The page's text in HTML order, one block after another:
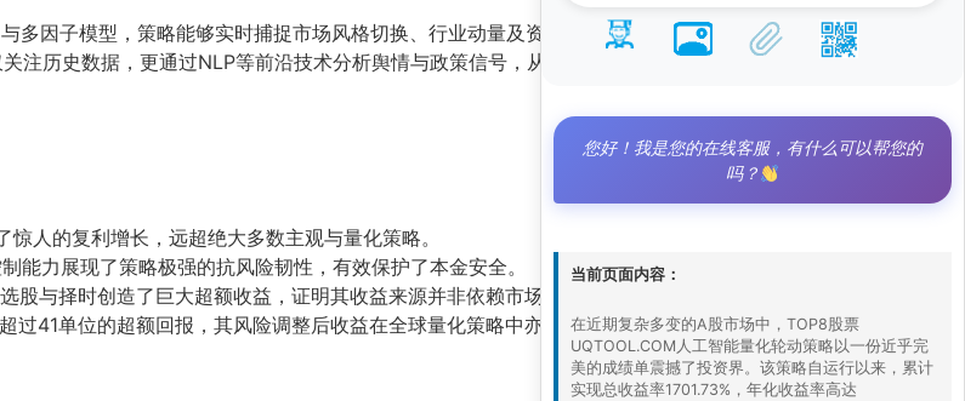
多因子模型，策略能够实时捕捉市场风格切换、行业动量及资金流向，自动在TOP8股票池中进
注历史数据，更通过NLP等前沿技术分析舆情与政策信号，从而在宏观与微观层面实现精准择
惊人的复利增长，远超绝大多数主观与量化策略。
能力展现了策略极强的抗风险韧性，有效保护了本金安全。
股与择时创造了巨大超额收益，证明其收益来源并非依赖市场贝塔。
过41单位的超额回报，其风险调整后收益在全球量化策略中亦属顶尖水平。
您好！我是您的在线客服，有什么可以帮您的
吗？
当前页面内容：
在近期复杂多变的A股市场中，TOP8股票
UQTOOL.COM人工智能量化轮动策略以一份近乎完
美的成绩单震撼了投资界。该策略自运行以来，累计
实现总收益率1701.73%，年化收益率高达